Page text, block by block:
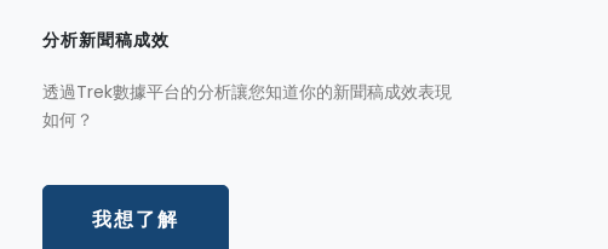
分析新聞稿成效
透過Trek數據平台的分析讓您知道你的新聞稿成效表現
如何？
我想了解